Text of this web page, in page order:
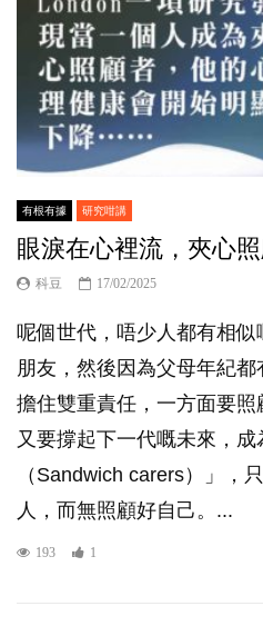
有根有據 研究咁講
眼淚在心裡流，夾心
科豆 17/02/2025
呢個世代，唔少人都有相
朋友，然後因為父母年紀
擔住雙重責任，一方面要
又要撐起下一代嘅未來，
（Sandwich carers）」，
人，而無照顧好自己。...
193 1